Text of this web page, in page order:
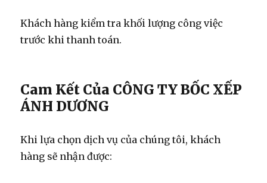
Khách hàng kiểm tra khối lượng công việc
trước khi thanh toán.
Cam Kết Của CÔNG TY BỐC XẾP
ÁNH DƯƠNG
Khi lựa chọn dịch vụ của chúng tôi, khách
hàng sẽ nhận được: